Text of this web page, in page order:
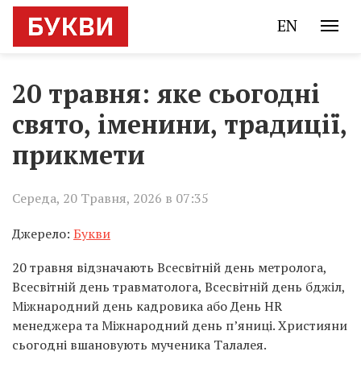
EN
20 травня: яке сьогодні
свято, іменини, традиції,
прикмети
Середа, 20 Травня, 2026 в 07:35
Джерело: Букви
20 травня відзначають Всесвітній день метролога,
Всесвітній день травматолога, Всесвітній день бджіл,
Міжнародний день кадровика або День HR
менеджера та Міжнародний день п’яниці. Християни
сьогодні вшановують мученика Талалея.